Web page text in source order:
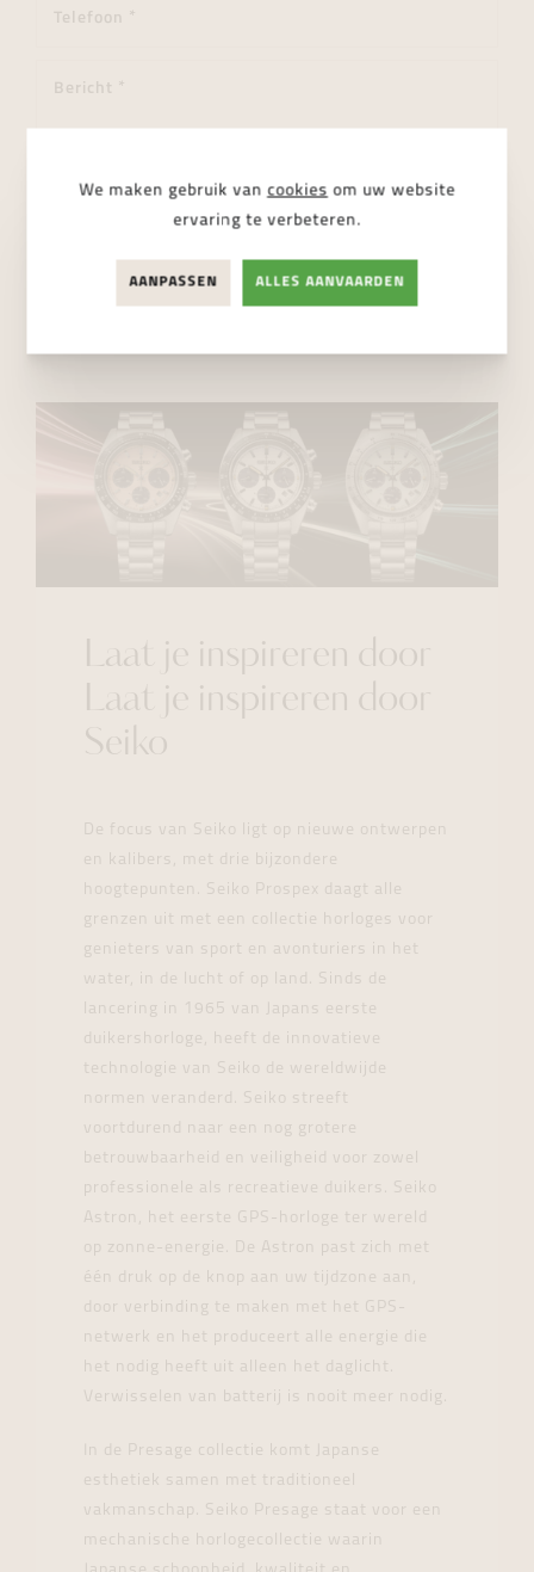
VERSTUUR BERICHT
Laat je inspireren door
Laat je inspireren door
Seiko
De focus van Seiko ligt op nieuwe ontwerpen
en kalibers, met drie bijzondere
hoogtepunten. Seiko Prospex daagt alle
grenzen uit met een collectie horloges voor
genieters van sport en avonturiers in het
water, in de lucht of op land. Sinds de
lancering in 1965 van Japans eerste
duikershorloge, heeft de innovatieve
technologie van Seiko de wereldwijde
normen veranderd. Seiko streeft
voortdurend naar een nog grotere
betrouwbaarheid en veiligheid voor zowel
professionele als recreatieve duikers. Seiko
Astron, het eerste GPS-horloge ter wereld
op zonne-energie. De Astron past zich met
één druk op de knop aan uw tijdzone aan,
door verbinding te maken met het GPS-
netwerk en het produceert alle energie die
het nodig heeft uit alleen het daglicht.
Verwisselen van batterij is nooit meer nodig.
In de Presage collectie komt Japanse
esthetiek samen met traditioneel
vakmanschap. Seiko Presage staat voor een
mechanische horlogecollectie waarin
We maken gebruik van cookies om uw website
ervaring te verbeteren.
AANPASSEN ALLES AANVAARDEN